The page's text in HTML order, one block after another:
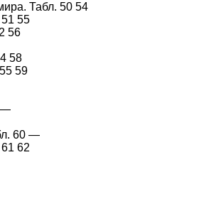
Табл. 50 54
55
56
58
59
—
60 —
62